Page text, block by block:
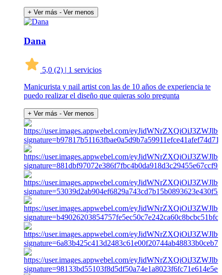
+ Ver más - Ver menos
Dana
5,0 (2) | 1 servicios
Manicurista y nail artist con las de 10 años de experiencia te
puedo realizar el diseño que quieras solo pregunta
+ Ver más - Ver menos